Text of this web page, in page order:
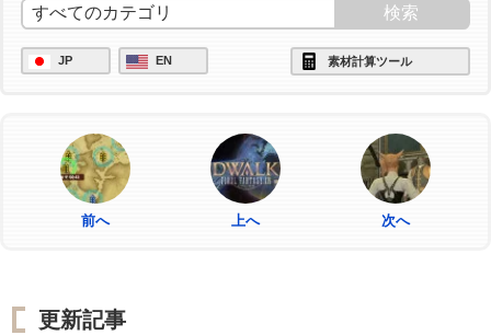
JP EN 素材計算ツール
前へ 上へ 次へ
更新記事